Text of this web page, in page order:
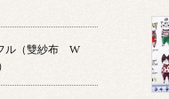
ル（雙紗布 W